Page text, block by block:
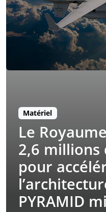
Matériel
Le
2,6 millions
pour
PYRAMID